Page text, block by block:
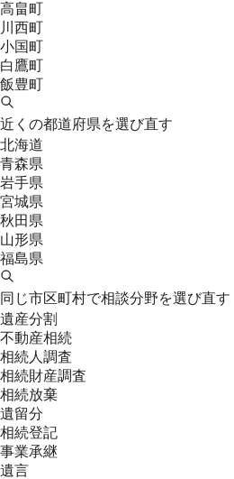
高畠町
川西町
小国町
白鷹町
飯豊町
近くの都道府県を選び直す
北海道
青森県
岩手県
宮城県
秋田県
山形県
福島県
同じ市区町村で相談分野を選び直す
遺産分割
不動産相続
相続人調査
相続財産調査
相続放棄
遺留分
相続登記
事業承継
遺言